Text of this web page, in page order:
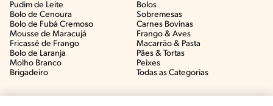
Pudim de Leite
Bolo de Cenoura
Bolo de Fubá Cremoso
Mousse de Maracujá
Fricassê de Frango
Bolo de Laranja
Molho Branco
Brigadeiro
Bolos
Sobremesas
Carnes Bovinas​
Frango & Aves​
Macarrão & Pasta​
Pães & Tortas​
Peixes
Todas as Categorias